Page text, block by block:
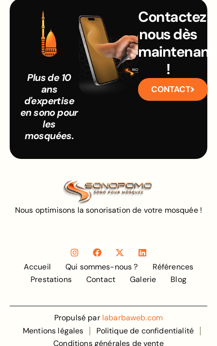
Plus de 10
ans
d'expertise
en sono pour
les
mosquées.
Contactez-
nous dès
maintenant
!
CONTACT
Nous optimisons la sonorisation de votre mosquée !
Accueil Qui sommes-nous ?
Références
Prestations
Contact Galerie Blog
Propulsé par labarbaweb.com
Mentions légales
Politique de confidentialité
Conditions générales de vente